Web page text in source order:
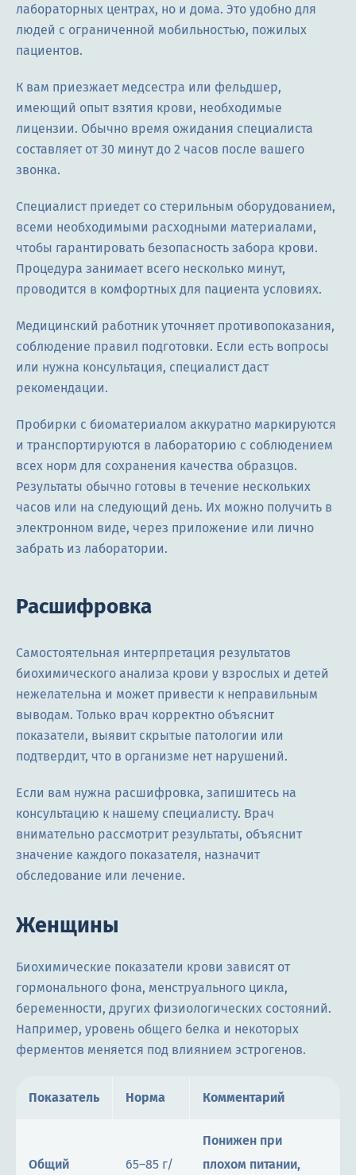
лабораторных центрах, но и дома. Это удобно для
людей с ограниченной мобильностью, пожилых
пациентов.
К вам приезжает медсестра или фельдшер,
имеющий опыт взятия крови, необходимые
лицензии. Обычно время ожидания специалиста
составляет от 30 минут до 2 часов после вашего
звонка.
Специалист приедет со стерильным оборудованием,
всеми необходимыми расходными материалами,
чтобы гарантировать безопасность забора крови.
Процедура занимает всего несколько минут,
проводится в комфортных для пациента условиях.
Медицинский работник уточняет противопоказания,
соблюдение правил подготовки. Если есть вопросы
или нужна консультация, специалист даст
рекомендации.
Пробирки с биоматериалом аккуратно маркируются
и транспортируются в лабораторию с соблюдением
всех норм для сохранения качества образцов.
Результаты обычно готовы в течение нескольких
часов или на следующий день. Их можно получить в
электронном виде, через приложение или лично
забрать из лаборатории.
Расшифровка
Самостоятельная интерпретация результатов
биохимического анализа крови у взрослых и детей
нежелательна и может привести к неправильным
выводам. Только врач корректно объяснит
показатели, выявит скрытые патологии или
подтвердит, что в организме нет нарушений.
Если вам нужна расшифровка, запишитесь на
консультацию к нашему специалисту. Врач
внимательно рассмотрит результаты, объяснит
значение каждого показателя, назначит
обследование или лечение.
Женщины
Биохимические показатели крови зависят от
гормонального фона, менструального цикла,
беременности, других физиологических состояний.
Например, уровень общего белка и некоторых
ферментов меняется под влиянием эстрогенов.
Показатель Норма Комментарий
Общий
65–85 г/
Понижен при
плохом питании,